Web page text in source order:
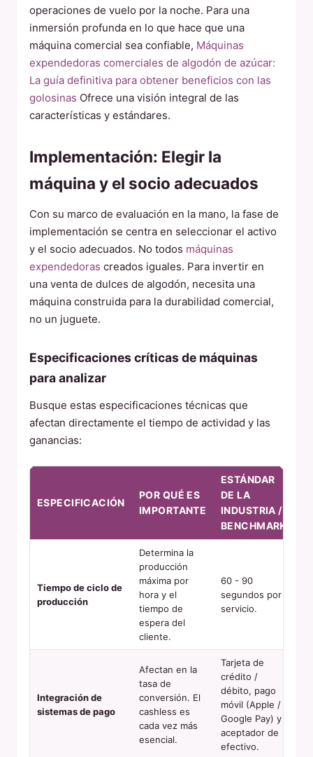
operaciones de vuelo por la noche. Para una
inmersión profunda en lo que hace que una
máquina comercial sea confiable, Máquinas
expendedoras comerciales de algodón de azúcar:
La guía definitiva para obtener beneficios con las
golosinas Ofrece una visión integral de las
características y estándares.
Implementación: Elegir la
máquina y el socio adecuados
Con su marco de evaluación en la mano, la fase de
implementación se centra en seleccionar el activo
y el socio adecuados. No todos máquinas
expendedoras creados iguales. Para invertir en
una venta de dulces de algodón, necesita una
máquina construida para la durabilidad comercial,
no un juguete.
Especificaciones críticas de máquinas
para analizar
Busque estas especificaciones técnicas que
afectan directamente el tiempo de actividad y las
ganancias:
ESPECIFICACIÓN
POR QUÉ ES
IMPORTANTE
ESTÁNDAR
DE LA
INDUSTRIA /
BENCHMARK
Tiempo de ciclo de
producción
Determina la
producción
máxima por
hora y el
tiempo de
espera del
cliente.
60 - 90
segundos por
servicio.
Integración de
sistemas de pago
Afectan en la
tasa de
conversión. El
cashless es
cada vez más
esencial.
Tarjeta de
crédito /
débito, pago
móvil (Apple /
Google Pay) y
aceptador de
efectivo.